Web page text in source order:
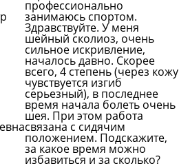
профессионально
занимаюсь спортом.
Здравствуйте. У меня
шейный сколиоз, очень
сильное искривление,
началось давно. Скорее
всего, 4 степень (через кожу
чувствуется изгиб
серьезный), в последнее
время начала болеть очень
шея. При этом работа
связана с сидячим
положением. Подскажите,
за какое время можно
избавиться и за сколько?